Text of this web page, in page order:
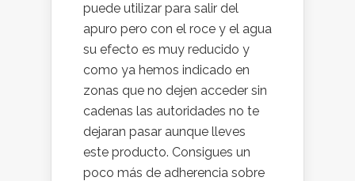
puede utilizar para salir del
apuro pero con el roce y el agua
su efecto es muy reducido y
como ya hemos indicado en
zonas que no dejen acceder sin
cadenas las autoridades no te
dejaran pasar aunque lleves
este producto. Consigues un
poco más de adherencia sobre